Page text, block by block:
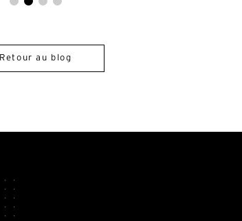
Retour au blog